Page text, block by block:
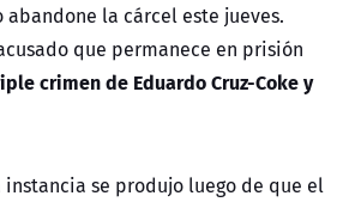
la cárcel este jueves.
que permanece en prisión
crimen de Eduardo Cruz-Coke y
instancia se produjo luego de que el